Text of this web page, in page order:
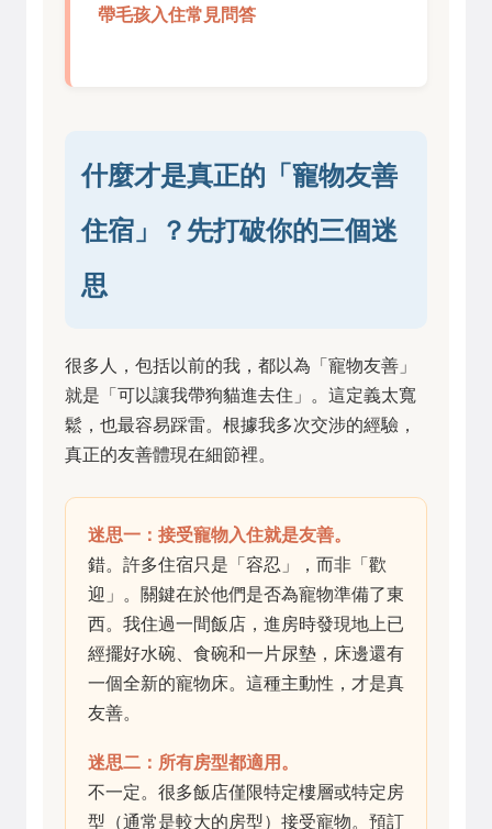
帶毛孩入住常見問答
什麼才是真正的「寵物友善
住宿」？先打破你的三個迷
思
很多人，包括以前的我，都以為「寵物友善」
就是「可以讓我帶狗貓進去住」。這定義太寬
鬆，也最容易踩雷。根據我多次交涉的經驗，
真正的友善體現在細節裡。
迷思一：接受寵物入住就是友善。
錯。許多住宿只是「容忍」，而非「歡
迎」。關鍵在於他們是否為寵物準備了東
西。我住過一間飯店，進房時發現地上已
經擺好水碗、食碗和一片尿墊，床邊還有
一個全新的寵物床。這種主動性，才是真
友善。
迷思二：所有房型都適用。
不一定。很多飯店僅限特定樓層或特定房
型（通常是較大的房型）接受寵物。預訂